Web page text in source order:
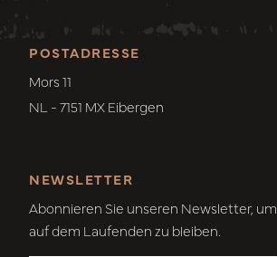
POSTADRESSE
Mors 11
NL - 7151 MX Eibergen
NEWSLETTER
Abonnieren Sie unseren Newsletter, um
auf dem Laufenden zu bleiben.